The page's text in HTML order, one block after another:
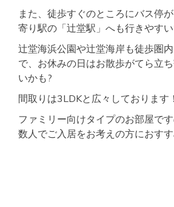
また、徒歩すぐのところにバス停
寄り駅の「辻堂駅」へも行きやす
辻堂海浜公園や辻堂海岸も徒歩圏
で、お休みの日はお散歩がてら立
いかも?
間取りは3LDKと広々しております
ファミリー向けタイプのお部屋で
数人でご入居をお考えの方におす